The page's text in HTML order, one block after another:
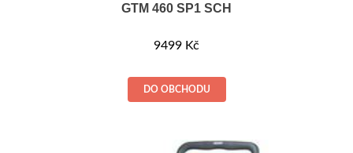
GTM 460 SP1 SCH
9499 Kč
DO OBCHODU